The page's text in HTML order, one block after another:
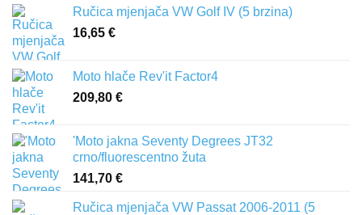
Ručica mjenjača VW Golf IV (5 brzina)
16,65 €
Moto hlače Rev'it Factor4
209,80 €
'Moto jakna Seventy Degrees JT32
crno/fluorescentno žuta
141,70 €
Ručica mjenjača VW Passat 2006-2011 (5